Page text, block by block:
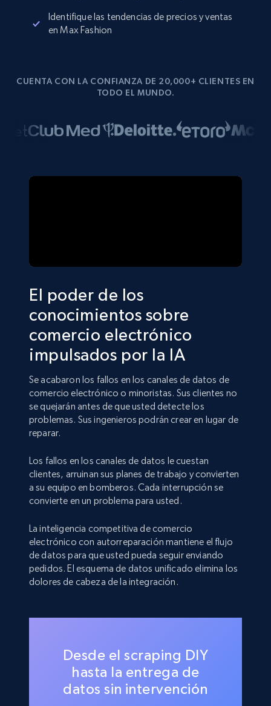
Identifique las tendencias de precios y ventas
en Max Fashion
CUENTA CON LA CONFIANZA DE 20,000+ CLIENTES EN
TODO EL MUNDO.
El poder de los
conocimientos sobre
comercio electrónico
impulsados por la IA
Se acabaron los fallos en los canales de datos de
comercio electrónico o minoristas. Sus clientes no
se quejarán antes de que usted detecte los
problemas. Sus ingenieros podrán crear en lugar de
reparar.
Los fallos en los canales de datos le cuestan
clientes, arruinan sus planes de trabajo y convierten
a su equipo en bomberos. Cada interrupción se
convierte en un problema para usted.
La inteligencia competitiva de comercio
electrónico con autorreparación mantiene el flujo
de datos para que usted pueda seguir enviando
pedidos. El esquema de datos unificado elimina los
dolores de cabeza de la integración.
Desde el scraping DIY
hasta la entrega de
datos sin intervención